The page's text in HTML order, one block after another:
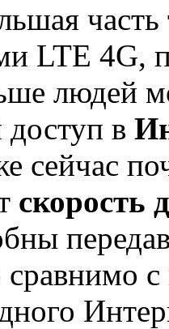
LTE 4G,
людей
в
сейчас
скорость